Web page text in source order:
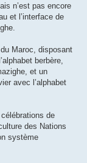
n’est pas encore
et l’interface de
Maroc, disposant
berbère,
et un
avec l’alphabet
de
des Nations
système